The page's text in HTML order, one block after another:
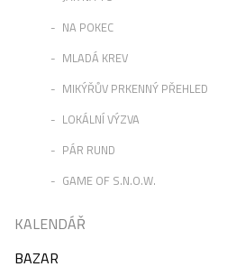
NA POKEC
MLADÁ KREV
MIKÝŘŮV PRKENNÝ PŘEHLED
LOKÁLNÍ VÝZVA
PÁR RUND
GAME OF S.N.O.W.
KALENDÁŘ
BAZAR